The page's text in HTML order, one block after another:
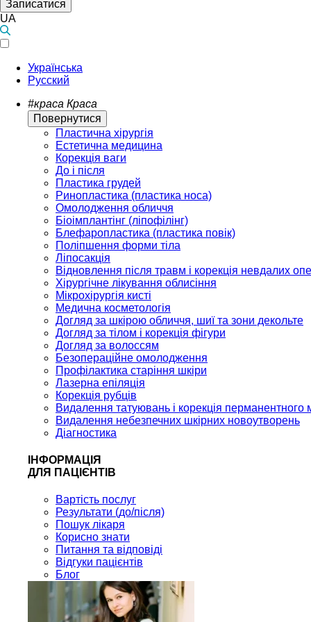
Записатися
UA
Українська
Русский
#краса Краса
Повернутися
Пластична хірургія
Естетична медицина
Корекція ваги
До і після
Пластика грудей
Ринопластика (пластика носа)
Омолодження обличчя
Біоімплантінг (ліпофілінг)
Блефаропластика (пластика повік)
Поліпшення форми тіла
Ліпосакція
Відновлення після травм і корекція невдалих
Хірургічне лікування облисіння
Мікрохірургія кисті
Медична косметологія
Догляд за шкірою обличчя, шиї та зони декольте
Догляд за тілом і корекція фігури
Догляд за волоссям
Безопераційне омолодження
Профілактика старіння шкіри
Лазерна епіляція
Корекція рубців
Видалення татуювань і корекція перманентного
Видалення небезпечних шкірних новоутворень
Діагностика
ІНФОРМАЦІЯ
ДЛЯ ПАЦІЄНТІВ
Вартість послуг
Результати (до/після)
Пошук лікаря
Корисно знати
Питання та відповіді
Відгуки пацієнтів
Блог